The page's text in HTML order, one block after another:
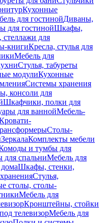
Кухонные
для гостинойДиваны,
для гостинойШкафы,
для
книгиКресла, стулья для
Мебель для
Стулья, табуреты
модулиКухонные
Системы хранения
консоли для
Шкафчики, полки для
для ваннойМебель-
Столы-
ЗеркалаКомплекты мебели
и тумбы для
спальниМебель для
Шкафы, стенки,
Стулья,
столы, столы-
Мебель для
Кронштейны, стойки
телевизорМебель для